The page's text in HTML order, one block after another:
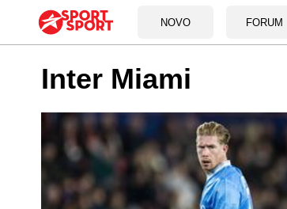
NOVO FORUM
Inter Miami